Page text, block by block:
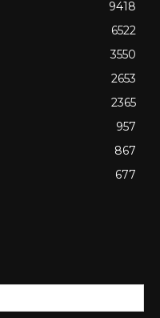
9418
6522
3550
2653
2365
957
867
677